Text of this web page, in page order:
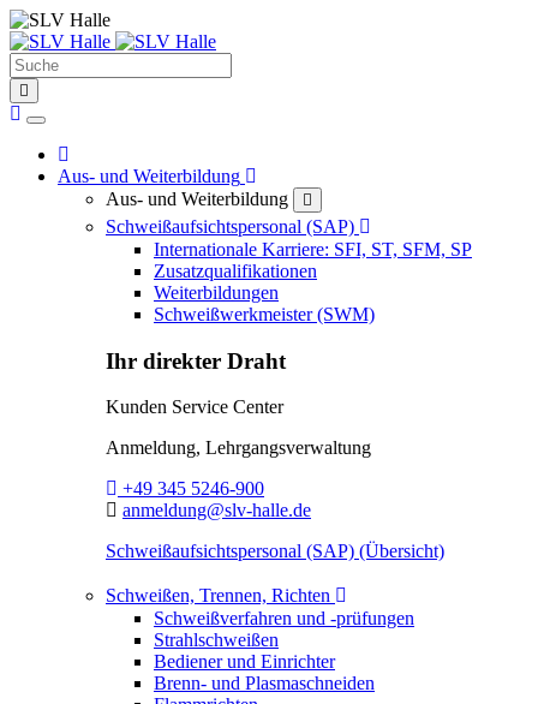
Suche
Home
Aus- und Weiterbildung
Aus- und Weiterbildung
Schweißaufsichtspersonal (SAP) Toggle Dropdown
Internationale Karriere: SFI, ST, SFM, SP
Zusatzqualifikationen
Weiterbildungen
Schweißwerkmeister (SWM)
Ihr direkter Draht
Kunden Service Center
Anmeldung, Lehrgangsverwaltung
Telefon:
+49 345 5246-900
E-Mail:
anmeldung@slv-halle.de
Schweißaufsichtspersonal (SAP) (Übersicht)
Schweißen, Trennen, Richten Toggle Dropdown
Schweißverfahren und -prüfungen
Strahlschweißen
Bediener und Einrichter
Brenn- und Plasmaschneiden